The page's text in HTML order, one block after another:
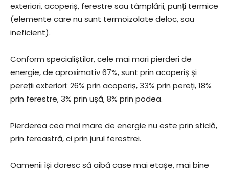
exteriori, acoperiș, ferestre sau tâmplării, punți termice
(elemente care nu sunt termoizolate deloc, sau
ineficient).
Conform specialiștilor, cele mai mari pierderi de
energie, de aproximativ 67%, sunt prin acoperiș și
pereții exteriori: 26% prin acoperiș, 33% prin pereți, 18%
prin ferestre, 3% prin ușă, 8% prin podea.
Pierderea cea mai mare de energie nu este prin sticlă,
prin fereastră, ci prin jurul ferestrei.
Oamenii își doresc să aibă case mai etașe, mai bine